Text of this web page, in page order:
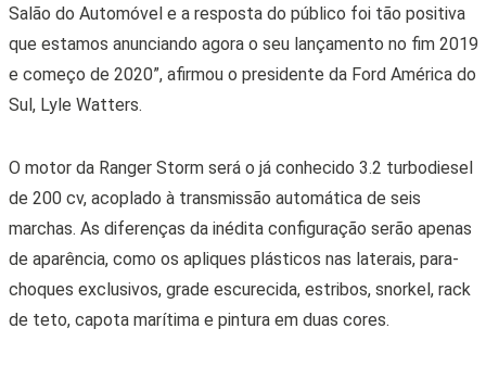
Salão do Automóvel e a resposta do público foi tão positiva
que estamos anunciando agora o seu lançamento no fim 2019
e começo de 2020”, afirmou o presidente da Ford América do
Sul, Lyle Watters.
O motor da Ranger Storm será o já conhecido 3.2 turbodiesel
de 200 cv, acoplado à transmissão automática de seis
marchas. As diferenças da inédita configuração serão apenas
de aparência, como os apliques plásticos nas laterais, para-
choques exclusivos, grade escurecida, estribos, snorkel, rack
de teto, capota marítima e pintura em duas cores.